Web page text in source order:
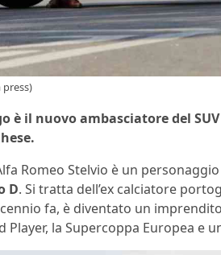
press)
è il nuovo ambasciatore del
Romeo Stelvio è un
D. Si tratta dell’ex calciatore
fa, è diventato un
Player, la Supercoppa Europea e